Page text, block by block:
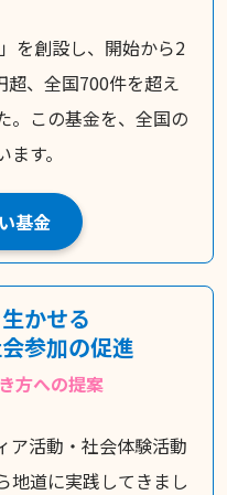
を創設し、開始から2
、全国700件を超え
。この基金を、全国の
す。
基金
かせる
参加の促進
方への提案
ア活動・社会体験活動
地道に実践してきまし